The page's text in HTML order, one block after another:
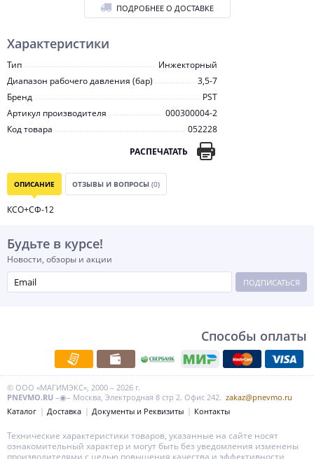
Характеристики
Тип
Инжекторный
Диапазон рабочего давления (бар)
3,5-7
Бренд
PST
Артикул производителя
000300004-2
Код товара
052228
РАСПЕЧАТАТЬ
ПОДРОБНЕЕ О ДОСТАВКЕ
ОПИСАНИЕ ОТЗЫВЫ И ВОПРОСЫ (0)
КСО+СФ-12
Будьте в курсе!
Новости, обзоры и акции
ПОДПИСАТЬСЯ
Способы оплаты
© ООО «МАГИМЭКС», 2000 – 2026 г.
PNEVMO.RU –◉– Москва, Электродная 8 стр 2. Офис 242. zakaz@pnevmo.ru
Каталог
Доставка Документы и Реквизиты Контакты
Технические характеристики товаров, указанные на сайте носят
ознакомительный характер и могут быть без уведомления изменены
производителями с целью повышения качества и эффективности